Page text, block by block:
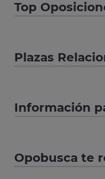
Top
Plazas
Información
Opobusca te